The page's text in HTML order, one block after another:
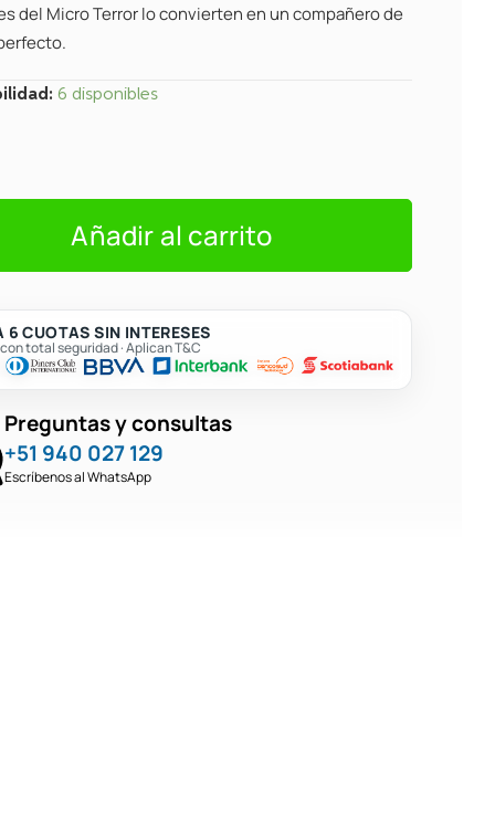
del Micro Terror lo convierten en un compañero de
6 disponibles
Añadir al carrito
6 CUOTAS SIN INTERESES
total seguridad · Aplican T&C
Preguntas y consultas
+51 940 027 129
Escríbenos al WhatsApp